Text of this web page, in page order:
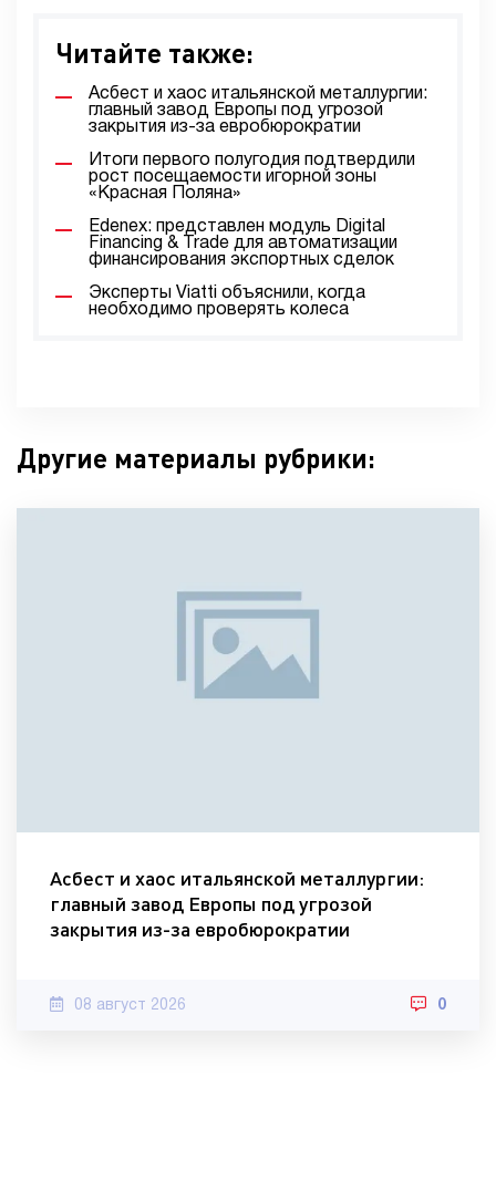
Читайте также:
Асбест и хаос итальянской металлургии:
главный завод Европы под угрозой
закрытия из-за евробюрократии
Итоги первого полугодия подтвердили
рост посещаемости игорной зоны
«Красная Поляна»
Edenex: представлен модуль Digital
Financing & Trade для автоматизации
финансирования экспортных сделок
Эксперты Viatti объяснили, когда
необходимо проверять колеса
Другие материалы рубрики:
Асбест и хаос итальянской металлургии:
главный завод Европы под угрозой
закрытия из-за евробюрократии
08 август 2026 0